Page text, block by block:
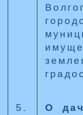
5.
О